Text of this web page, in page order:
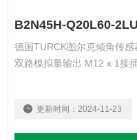
德国TURCK图尔克倾角传
双路模拟量输出 M12 x 1接
更新时间： 2024-11-23